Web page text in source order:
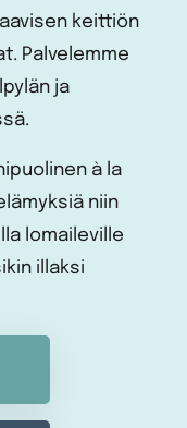
keittiön
Palvelemme
ja
à la
niin
lomaileville
illaksi